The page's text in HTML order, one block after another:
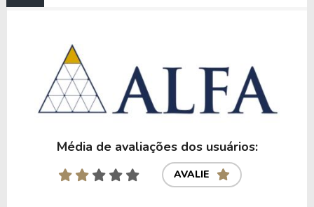
Média de avaliações dos usuários:
AVALIE